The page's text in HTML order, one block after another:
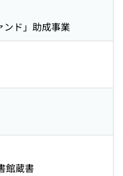
ド」助成事業
館蔵書